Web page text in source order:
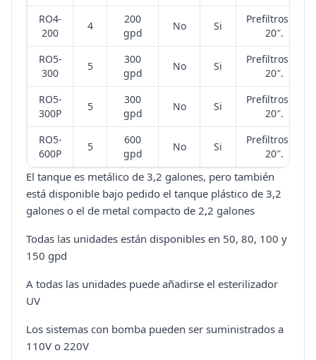
RO4-
200
4
200
gpd
No Si
Prefiltros de
20″.
RO5-
300
5
300
gpd
No Si
Prefiltros de
20″.
RO5-
300P
5
300
gpd
No Si
Prefiltros de
20″.
RO5-
600P
5
600
gpd
No Si
Prefiltros de
20″.
El tanque es metálico de 3,2 galones, pero también
está disponible bajo pedido el tanque plástico de 3,2
galones o el de metal compacto de 2,2 galones
Todas las unidades están disponibles en 50, 80, 100 y
150 gpd
A todas las unidades puede añadirse el esterilizador
UV
Los sistemas con bomba pueden ser suministrados a
110V o 220V